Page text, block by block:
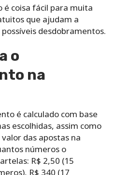
é coisa fácil para muita
que ajudam a
desdobramentos.
o
na
é calculado com base
escolhidas, assim como
das apostas na
números o
R$ 2,50 (15
R$ 340 (17